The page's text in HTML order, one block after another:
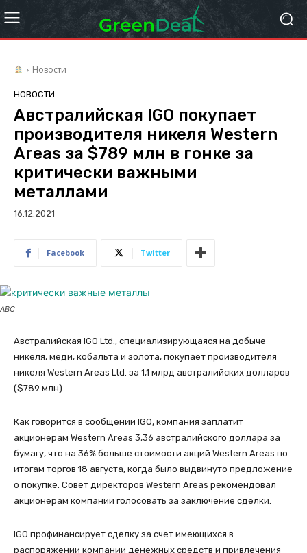
Новости
НОВОСТИ
Австралийская IGO покупает
производителя никеля Western
Areas за $789 млн в гонке за
критически важными
металлами
16.12.2021
Facebook Twitter
ABC
Австралийская IGO Ltd., специализирующаяся на добыче
никеля, меди, кобальта и золота, покупает производителя
никеля Western Areas Ltd. за 1,1 млрд австралийских долларов
($789 млн).
Как говорится в сообщении IGO, компания заплатит
акционерам Western Areas 3,36 австралийского доллара за
бумагу, что на 36% больше стоимости акций Western Areas по
итогам торгов 18 августа, когда было выдвинуто предложение
о покупке. Совет директоров Western Areas рекомендовал
акционерам компании голосовать за заключение сделки.
IGO профинансирует сделку за счет имеющихся в
распоряжении компании денежных средств и привлечения